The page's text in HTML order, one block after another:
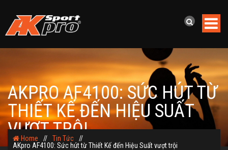
AKPRO AF4100: SỨC HÚT TỪ
THIẾT KẾ ĐẾN HIỆU SUẤT
VƯỢT TRỘI
Home // Tin Tức
//
AKpro AF4100: Sức hút từ Thiết Kế đến Hiệu Suất vượt trội